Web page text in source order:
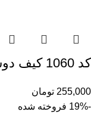
کد 1060 کیف دوشی زنانه طرح لوییز ویتون
255,000 تومان
-19%
فروخته شده